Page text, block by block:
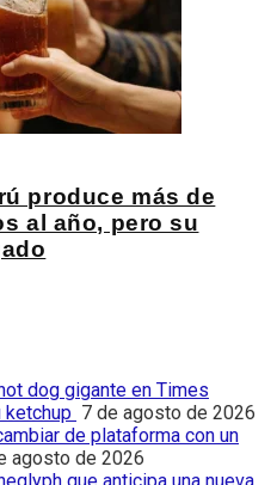
produce más de
al año, pero su
dog gigante en Times
ketchup 7 de agosto de 2026
de plataforma con un
agosto de 2026